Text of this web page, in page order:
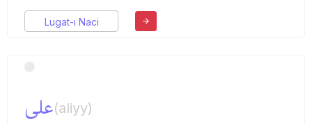
Lugat-ı Naci
علی(aliyy)